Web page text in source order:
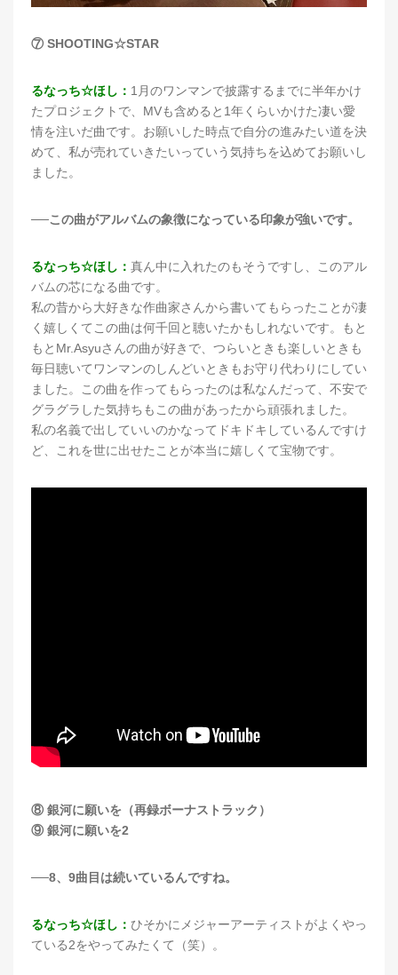
⑦ SHOOTING☆STAR
るなっち☆ほし： 1月のワンマンで披露するまでに半年かけ
たプロジェクトで、MVも含めると1年くらいかけた凄い愛
情を注いだ曲です。お願いした時点で自分の進みたい道を決
めて、私が売れていきたいっていう気持ちを込めてお願いし
ました。
──この曲がアルバムの象徴になっている印象が強いです。
るなっち☆ほし： 真ん中に入れたのもそうですし、このアル
バムの芯になる曲です。
私の昔から大好きな作曲家さんから書いてもらったことが凄
く嬉しくてこの曲は何千回と聴いたかもしれないです。もと
もとMr.Asyuさんの曲が好きで、つらいときも楽しいときも
毎日聴いてワンマンのしんどいときもお守り代わりにしてい
ました。この曲を作ってもらったのは私なんだって、不安で
グラグラした気持ちもこの曲があったから頑張れました。
私の名義で出していいのかなってドキドキしているんですけ
ど、これを世に出せたことが本当に嬉しくて宝物です。
⑧ 銀河に願いを（再録ボーナストラック）
⑨ 銀河に願いを2
──8、9曲目は続いているんですね。
るなっち☆ほし： ひそかにメジャーアーティストがよくやっ
ている2をやってみたくて（笑）。